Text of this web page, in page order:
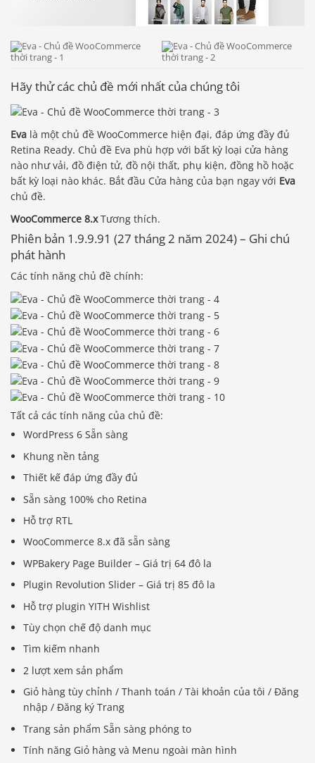
Hãy thử các chủ đề mới nhất của chúng tôi
Eva là một chủ đề WooCommerce hiện đại, đáp ứng đầy đủ
Retina Ready. Chủ đề Eva phù hợp với bất kỳ loại cửa hàng
nào như vải, đồ điện tử, đồ nội thất, phụ kiện, đồng hồ hoặc
bất kỳ loại nào khác. Bắt đầu Cửa hàng của bạn ngay với Eva
chủ đề.
WooCommerce 8.xTương thích.
Phiên bản 1.9.9.91 (27 tháng 2 năm 2024) – Ghi chú
phát hành
Các tính năng chủ đề chính:
Tất cả các tính năng của chủ đề:
WordPress 6 Sẵn sàng
Khung nền tảng
Thiết kế đáp ứng đầy đủ
Sẵn sàng 100% cho Retina
Hỗ trợ RTL
WooCommerce 8.x đã sẵn sàng
WPBakery Page Builder – Giá trị 64 đô la
Plugin Revolution Slider – Giá trị 85 đô la
Hỗ trợ plugin YITH Wishlist
Tùy chọn chế độ danh mục
Tìm kiếm nhanh
2 lượt xem sản phẩm
Giỏ hàng tùy chỉnh / Thanh toán / Tài khoản của tôi / Đăng
nhập / Đăng ký Trang
Trang sản phẩm Sẵn sàng phóng to
Tính năng Giỏ hàng và Menu ngoài màn hình